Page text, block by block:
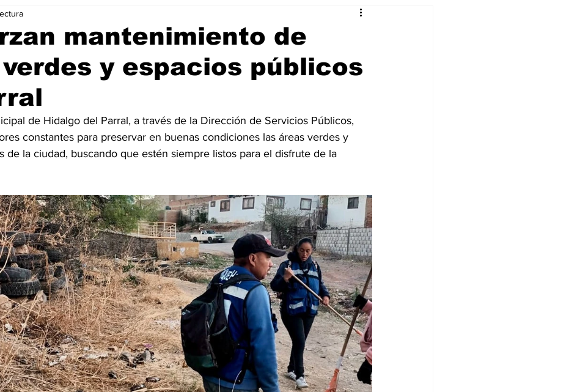
Turismo
mantenimiento de
y espacios públicos
de Hidalgo del Parral, a través de la Dirección de Servicios Públicos,
constantes para preservar en buenas condiciones las áreas verdes y
de la ciudad, buscando que estén siempre listos para el disfrute de la